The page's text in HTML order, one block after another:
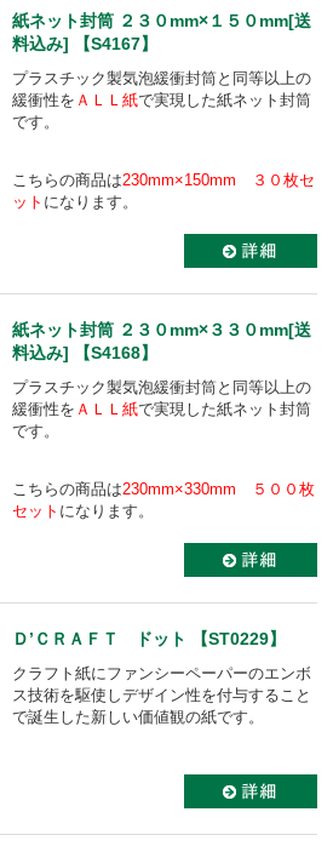
紙ネット封筒 ２３０mm×１５０mm[送
料込み] 【S4167】
プラスチック製気泡緩衝封筒と同等以上の
緩衝性を ＡＬＬ紙で実現した紙ネット封筒
です。
こちらの商品は230mm×150mm ３０枚セ
ット になります。
紙ネット封筒 ２３０mm×３３０mm[送
料込み] 【S4168】
プラスチック製気泡緩衝封筒と同等以上の
緩衝性を ＡＬＬ紙で実現した紙ネット封筒
です。
こちらの商品は230mm×330mm ５００枚
セット になります。
Ｄ’ＣＲＡＦＴ ドット 【ST0229】
クラフト紙にファンシーペーパーのエンボ
ス技術を駆使しデザイン性を付与すること
で誕生した新しい価値観の紙です。